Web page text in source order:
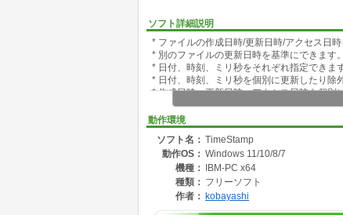
ソフト詳細説明
* ファイルの作成日時/更新日時/アクセス日時
* 別のファイルの更新日時を基準にできます。
* 日付、時刻、ミリ秒をそれぞれ指定できます
* 日付、時刻、ミリ秒を個別に更新したり除
* 作成日時、更新日時、アクセス日時を個別
* 画面の表示フォントを変更できます。
動作環境
ソフト名： TimeStamp
動作OS： Windows 11/10/8/7
機種：
IBM-PC x64
種類： フリーソフト
作者： kobayashi